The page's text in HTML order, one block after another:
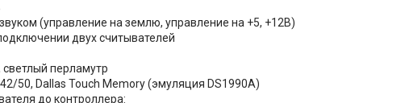
(управление на землю, управление на +5, +12В)
двух считывателей
перламутр
50, Dallas Touch Memory (эмуляция DS1990A)
до контроллера: